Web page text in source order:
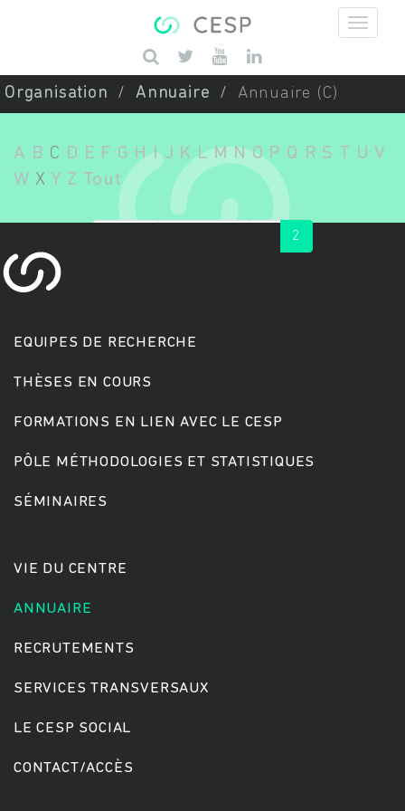
Saisissez vos mots-clés
Organisation Annuaire Annuaire (C)
A B C D E F G H I J K L M N O P Q R S T U V
W X Y Z Tout
2
EQUIPES DE RECHERCHE
THÈSES EN COURS
FORMATIONS EN LIEN AVEC LE CESP
PÔLE MÉTHODOLOGIES ET STATISTIQUES
SÉMINAIRES
VIE DU CENTRE
ANNUAIRE
RECRUTEMENTS
SERVICES TRANSVERSAUX
LE CESP SOCIAL
CONTACT/ACCÈS